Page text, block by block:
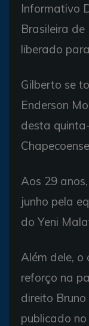
Informativo
Brasileira
liberado
Gilberto se
Enderson
desta
Aos 29
junho pela
do Yeni
Além dele, o
reforço na
direito
publicado